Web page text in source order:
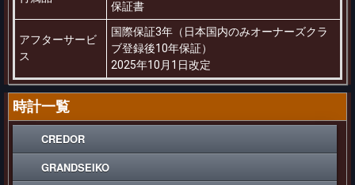
保証書
アフターサービ
ス
国際保証3年（日本国内のみオーナーズクラ
ブ登録後10年保証）
2025年10月1日改定
時計一覧
CREDOR
GRANDSEIKO